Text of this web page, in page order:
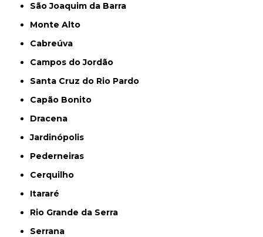
São Joaquim da Barra
Monte Alto
Cabreúva
Campos do Jordão
Santa Cruz do Rio Pardo
Capão Bonito
Dracena
Jardinópolis
Pederneiras
Cerquilho
Itararé
Rio Grande da Serra
Serrana